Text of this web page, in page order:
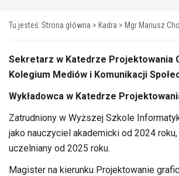
Tu jesteś: Strona główna > Kadra > Mgr Mariusz
Sekretarz w Katedrze Projektowania
Kolegium Mediów i Komunikacji
Wykładowca w Katedrze
Zatrudniony w Wyższej Szkole
jako nauczyciel akademicki od 2024
uczelniany od 2025 roku.
Magister na kierunku Projektowanie